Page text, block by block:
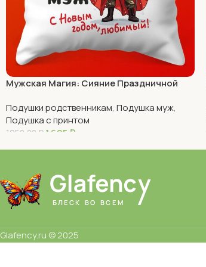
Мужская Магия: Сияние Праздничной
Подушки родственникам, Подушка муж,
Подушка с принтом
1950,00 ₽ 1 695 ₽
В Корзину
Glafency.ru © 2025